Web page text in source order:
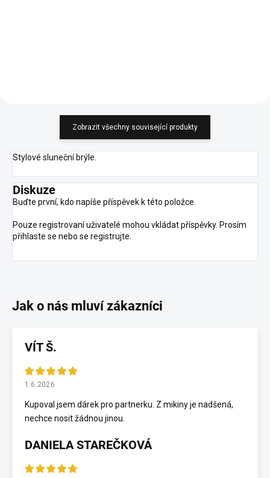
Zobrazit všechny související produkty
Stylové sluneční brýle.
Diskuze
Buďte první, kdo napíše příspěvek k této položce.
Pouze registrovaní uživatelé mohou vkládat příspěvky. Prosím
přihlaste se nebo se registrujte
VÍT Š.
1.6.2026
Kupoval jsem dárek pro partnerku. Z mikiny je nadšená,
nechce nosit žádnou jinou.
DANIELA STAREČKOVÁ